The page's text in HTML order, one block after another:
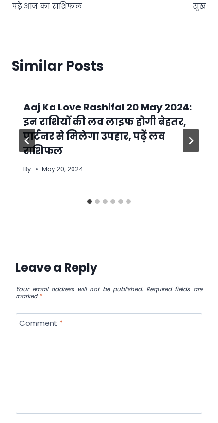
पढ़ें आज का राशिफल
सुख
Similar Posts
Aaj Ka Love Rashifal 20 May 2024:
इन राशियों की लव लाइफ होगी बेहतर,
पार्टनर से मिलेगा उपहार, पढ़ें लव
राशिफल
By May 20, 2024
Leave a Reply
Your email address will not be published. Required fields are
marked*
Comment *